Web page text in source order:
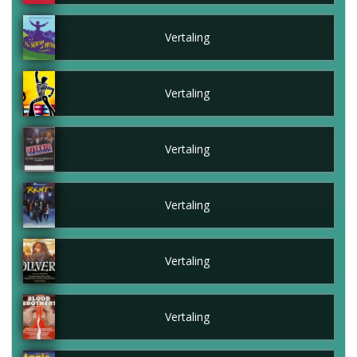
Vertaling
Vertaling
Vertaling
Vertaling
Vertaling
Vertaling